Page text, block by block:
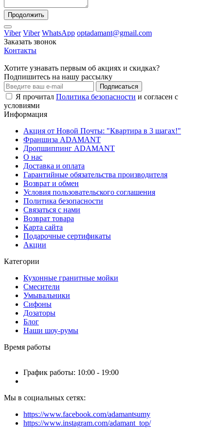
Продолжить
Viber Viber WhatsApp optadamant@gmail.com
Заказать звонок
Контакты
Хотите узнавать первым об акциях и скидках?
Подпишитесь на нашу рассылку
Подписаться
Я прочитал Политика безопасности и согласен с
условиями
Информация
Акция от Новой Почты: "Квартира в 3 шагах!"
Франшиза ADAMANT
Дропшиппинг ADAMANT
О нас
Доставка и оплата
Гарантийные обязательства производителя
Возврат и обмен
Условия пользовательского соглашения
Политика безопасности
Связаться с нами
Возврат товара
Карта сайта
Подарочные сертификаты
Акции
Категории
Кухонные гранитные мойки
Смесители
Умывальники
Сифоны
Дозаторы
Блог
Наши шоу-румы
Время работы
График работы: 10:00 - 19:00
Мы в социальных сетях:
https://www.facebook.com/adamantsumy
https://www.instagram.com/adamant_top/